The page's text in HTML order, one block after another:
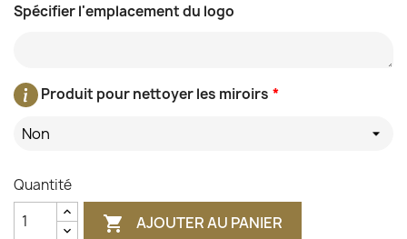
Spécifier l'emplacement du logo
*
Produit pour nettoyer les miroirs
Non
Quantité
 AJOUTER AU PANIER